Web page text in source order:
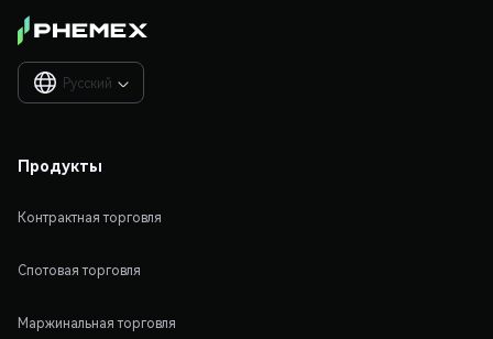
Русский 
Продукты
Контрактная торговля
Спотовая торговля
Маржинальная торговля